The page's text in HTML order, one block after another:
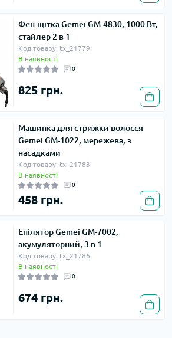
Фен-щітка Gemei GM-4830, 1000 Вт,
стайлер 2 в 1
Код товару: tx_21779
В наявності
0
825 грн.
Машинка для стрижки волосся
Gemei GM-1022, мережева, з
насадками
Код товару: tx_21783
В наявності
0
458 грн.
Епілятор Gemei GM-7002,
акумуляторний, 3 в 1
Код товару: tx_21786
В наявності
0
674 грн.